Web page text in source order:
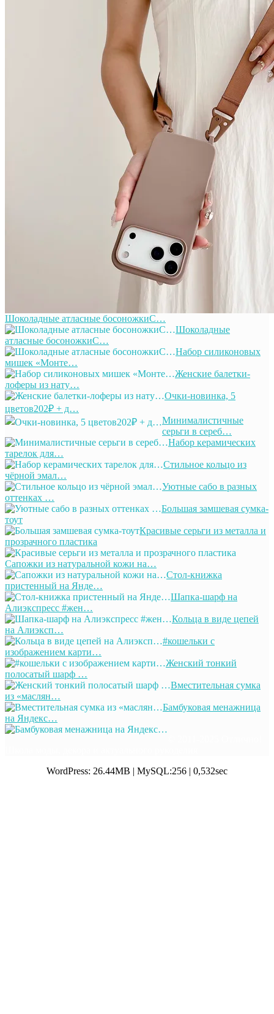
Шоколадные атласные босоножкиС…
Шоколадные
атласные босоножкиС…
Набор силиконовых
мишек «Монте…
Женские балетки-
лоферы из нату…
Очки-новинка, 5
цветов202₽ + д…
Минималистичные
серьги в сереб…
Набор керамических
тарелок для…
Стильное кольцо из
чёрной эмал…
Уютные сабо в разных
оттенках …
Большая замшевая сумка-
тоут
Красивые серьги из металла и
прозрачного пластика
Сапожки из натуральной кожи на…
Стол-книжка
пристенный на Янде…
Шапка-шарф на
Алиэкспресс #жен…
Кольца в виде цепей
на Алиэксп…
#кошельки с
изображением карти…
Женский тонкий
полосатый шарф …
Вместительная сумка
из «маслян…
Бамбуковая менажница
на Яндекс…
WordPress: 26.44MB | MySQL:256 | 0,532sec